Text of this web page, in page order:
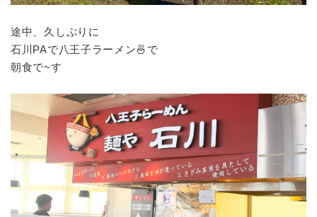
途中、久しぶりに
石川PAで八王子ラーメン🍜で
朝食で~す